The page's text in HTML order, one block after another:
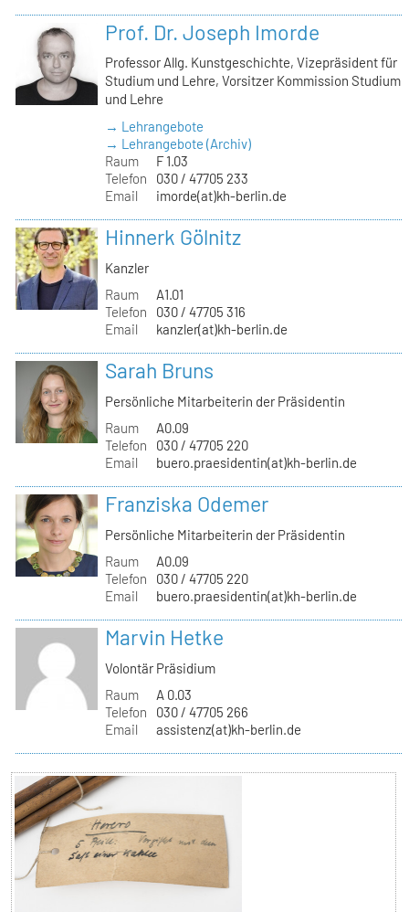
Prof. Dr. Joseph Imorde
Professor Allg. Kunstgeschichte, Vizepräsident für
Studium und Lehre, Vorsitzer Kommission Studium
und Lehre
→ Lehrangebote
→ Lehrangebote (Archiv)
Raum
F 1.03
Telefon
030 / 47705 233
Email
imorde(at)kh-berlin.de
Hinnerk Gölnitz
Kanzler
Raum
A1.01
Telefon
030 / 47705 316
Email
kanzler(at)kh-berlin.de
Sarah Bruns
Persönliche Mitarbeiterin der Präsidentin
Raum
A0.09
Telefon
030 / 47705 220
Email
buero.praesidentin(at)kh-berlin.de
Franziska Odemer
Persönliche Mitarbeiterin der Präsidentin
Raum
A0.09
Telefon
030 / 47705 220
Email
buero.praesidentin(at)kh-berlin.de
Marvin Hetke
Volontär Präsidium
Raum
A 0.03
Telefon
030 / 47705 266
Email
assistenz(at)kh-berlin.de